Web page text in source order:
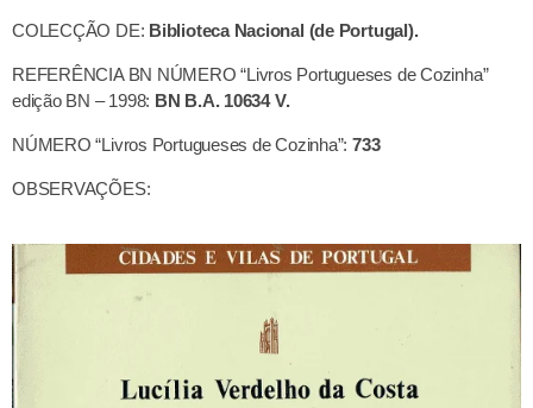
COLECÇÃO DE: Biblioteca Nacional (de Portugal).
REFERÊNCIA BN NÚMERO “Livros Portugueses de Cozinha”
edição BN – 1998: BN B.A. 10634 V.
NÚMERO “Livros Portugueses de Cozinha”: 733
OBSERVAÇÕES: